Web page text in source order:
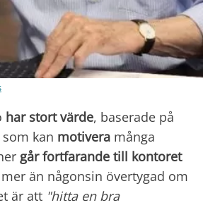
har stort värde, baserade på
kan motivera många
går fortfarande till kontoret
än någonsin övertygad om
är att "hitta en bra